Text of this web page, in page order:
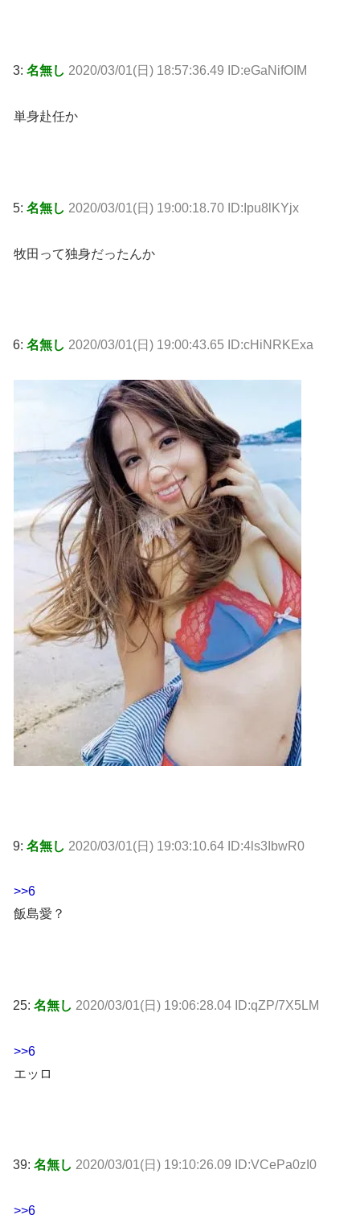
3: 名無し 2020/03/01(日) 18:57:36.49 ID:eGaNifOIM
単身赴任か
5: 名無し 2020/03/01(日) 19:00:18.70 ID:Ipu8lKYjx
牧田って独身だったんか
6: 名無し 2020/03/01(日) 19:00:43.65 ID:cHiNRKExa
9: 名無し 2020/03/01(日) 19:03:10.64 ID:4ls3IbwR0
>>6
飯島愛？
25: 名無し 2020/03/01(日) 19:06:28.04 ID:qZP/7X5LM
>>6
エッロ
39: 名無し 2020/03/01(日) 19:10:26.09 ID:VCePa0zI0
>>6